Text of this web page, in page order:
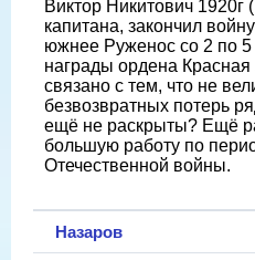
Виктор Никитович 1920г
капитана, закончил
южнее Руженос со 2 по 5
награды ордена
связано с тем, что не
безвозвратных потерь
ещё не раскрыты? Ещё
большую работу по
Отечественной войны.
Назаров